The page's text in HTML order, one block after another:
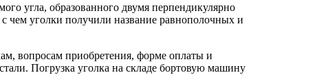
угла, образованного двумя перпендикулярно
уголки получили название равнополочных и
вопросам приобретения, форме оплаты и
Погрузка уголка на складе бортовую машину